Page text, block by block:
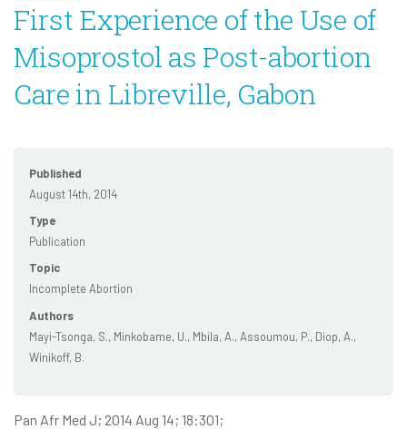
First Experience of the Use of
Misoprostol as Post-abortion
Care in Libreville, Gabon
Published
August 14th, 2014
Type
Publication
Topic
Incomplete Abortion
Authors
Mayi-Tsonga, S., Minkobame, U., Mbila, A., Assoumou, P., Diop, A.,
Winikoff, B.
Pan Afr Med J; 2014 Aug 14; 18:301;